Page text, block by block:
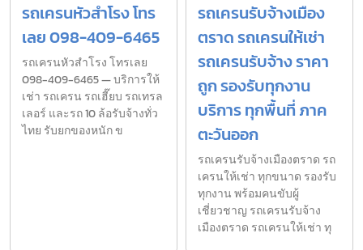
รถเครนหัวสำโรง โทร
เลย 098-409-6465
รถเครนหัวสำโรง โทรเลย
098-409-6465 — บริการให้
เช่า รถเครน รถเฮี๊ยบ รถเทรล
เลอร์ และรถ 10 ล้อรับจ้างทั่ว
ไทย รับยกของหนัก ข
รถเครนรับจ้างเมือง
ตราด รถเครนให้เช่า
รถเครนรับจ้าง ราคา
ถูก รองรับทุกงาน
บริการ ทุกพื้นที่ ภาค
ตะวันออก
รถเครนรับจ้างเมืองตราด รถ
เครนให้เช่า ทุกขนาด รองรับ
ทุกงาน พร้อมคนขับผู้
เชี่ยวชาญ รถเครนรับจ้าง
เมืองตราด รถเครนให้เช่า ทุ